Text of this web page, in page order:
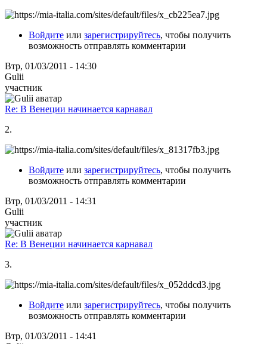
Войдите или зарегистрируйтесь, чтобы получить
возможность отправлять комментарии
Втр, 01/03/2011 - 14:30
Gulii
участник
Re: В Венеции начинается карнавал
2.
Войдите или зарегистрируйтесь, чтобы получить
возможность отправлять комментарии
Втр, 01/03/2011 - 14:31
Gulii
участник
Re: В Венеции начинается карнавал
3.
Войдите или зарегистрируйтесь, чтобы получить
возможность отправлять комментарии
Втр, 01/03/2011 - 14:41